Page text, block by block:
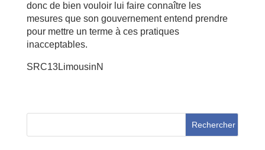
donc de bien vouloir lui faire connaître les
mesures que son gouvernement entend prendre
pour mettre un terme à ces pratiques
inacceptables.
SRC13LimousinN